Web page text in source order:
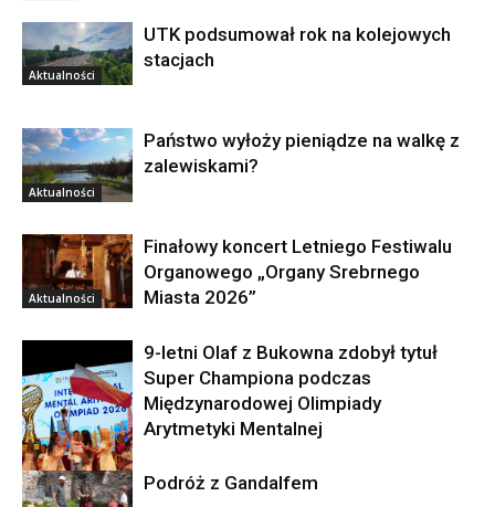
Aktualności
UTK podsumował rok na kolejowych
stacjach
Aktualności
Państwo wyłoży pieniądze na walkę z
zalewiskami?
Aktualności
Finałowy koncert Letniego Festiwalu
Organowego „Organy Srebrnego
Miasta 2026”
Aktualności
9-letni Olaf z Bukowna zdobył tytuł
Super Championa podczas
Międzynarodowej Olimpiady
Arytmetyki Mentalnej
Podróż z Gandalfem